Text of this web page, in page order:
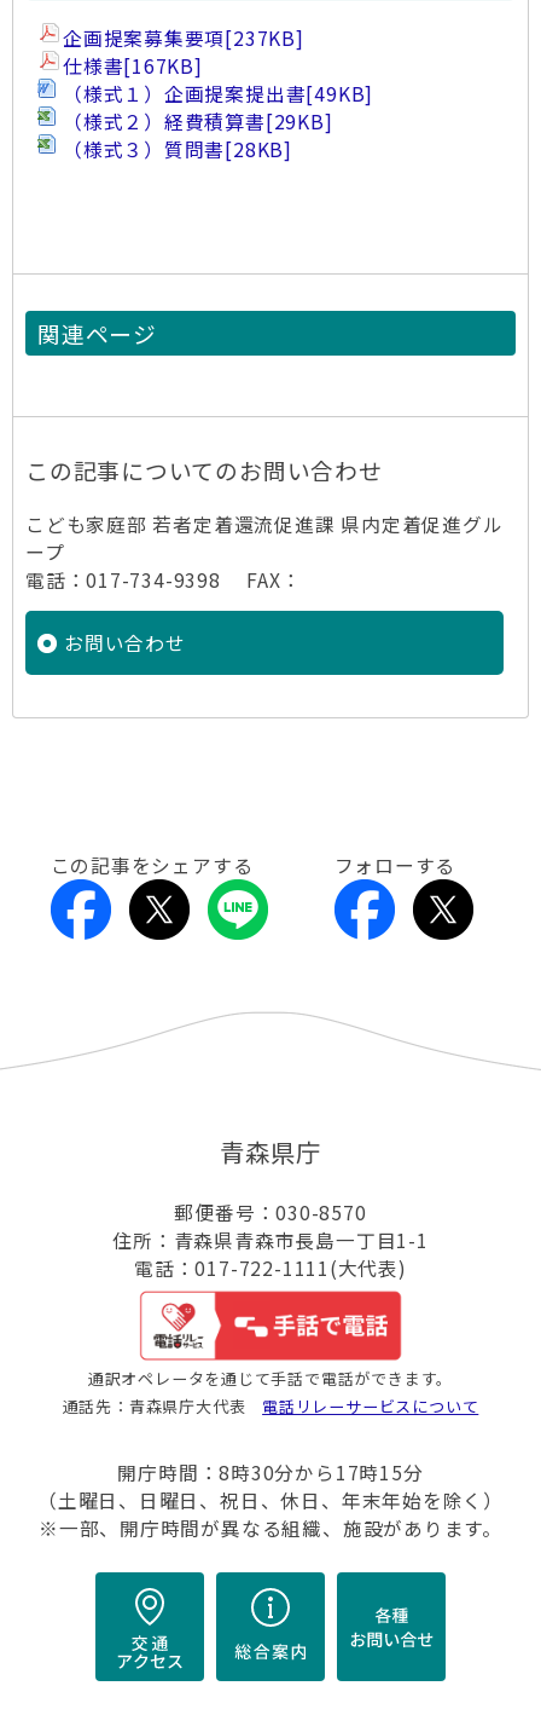
企画提案募集要項[237KB]
仕様書[167KB]
（様式１）企画提案提出書[49KB]
（様式２）経費積算書[29KB]
（様式３）質問書[28KB]
関連ページ
この記事についてのお問い合わせ
こども家庭部 若者定着還流促進課 県内定着促進グル
ープ
電話：017-734-9398 FAX：
お問い合わせ
この記事をシェアする フォローする
青森県庁
郵便番号：030-8570
住所：青森県青森市長島一丁目1-1
電話：017-722-1111(大代表)
通訳オペレータを通じて手話で電話ができます。
通話先：青森県庁大代表 電話リレーサービスについて
開庁時間：8時30分から17時15分
（土曜日、日曜日、祝日、休日、年末年始を除く）
※一部、開庁時間が異なる組織、施設があります。